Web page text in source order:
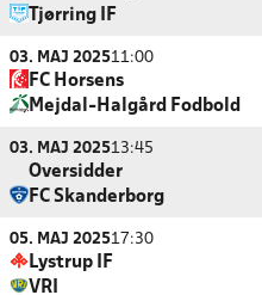
Tjørring IF
03. MAJ 202511:00
FC Horsens
Mejdal-Halgård Fodbold
03. MAJ 202513:45
Oversidder
FC Skanderborg
05. MAJ 202517:30
Lystrup IF
VRI